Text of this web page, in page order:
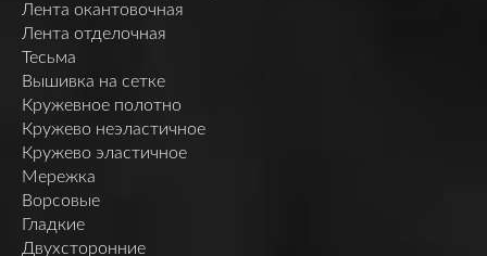
Лента окантовочная
Лента отделочная
Тесьма
Вышивка на сетке
Кружевное полотно
Кружево неэластичное
Кружево эластичное
Мережка
Ворсовые
Гладкие
Двухсторонние